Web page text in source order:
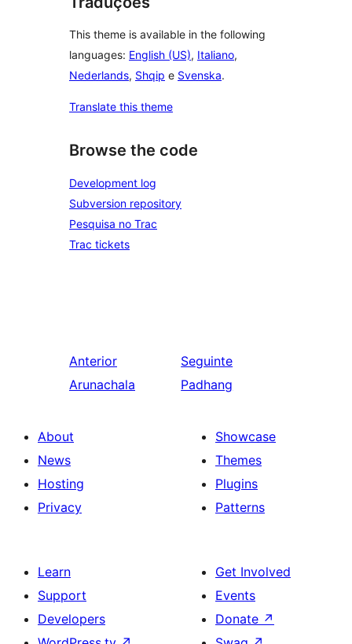
This theme is available in the following
languages: English (US), Italiano,
Nederlands, Shqip e Svenska.
Translate this theme
Browse the code
Development log
Subversion repository
Pesquisa no Trac
Trac tickets
Anterior
Arunachala
Seguinte
Padhang
About
News
Hosting
Privacy
Showcase
Themes
Plugins
Patterns
Learn
Support
Developers
Get Involved
Events
Donate ↗